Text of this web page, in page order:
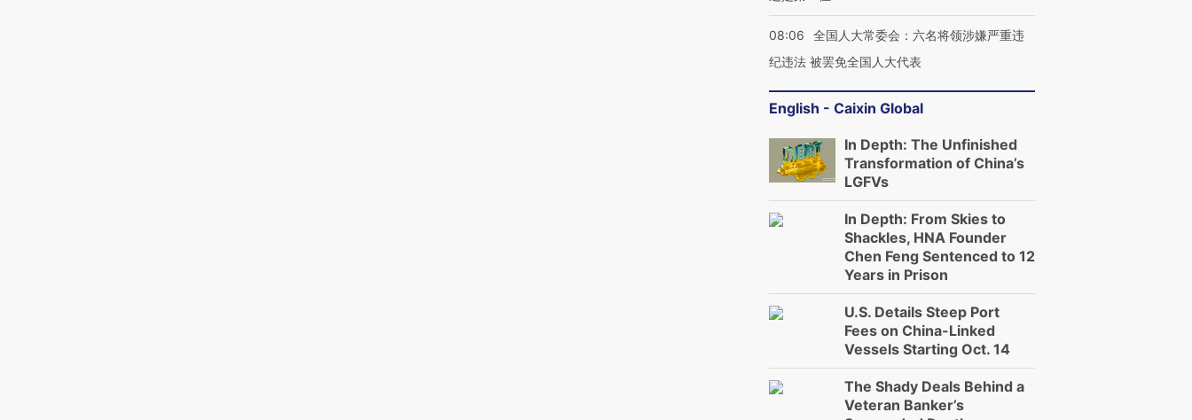
08:06
全国人大常委会：六名将领涉嫌严重违
纪违法 被罢免全国人大代表
English - Caixin Global
In Depth: The Unfinished
Transformation of China’s
LGFVs
In Depth: From Skies to
Shackles, HNA Founder
Chen Feng Sentenced to 12
Years in Prison
U.S. Details Steep Port
Fees on China-Linked
Vessels Starting Oct. 14
The Shady Deals Behind a
Veteran Banker’s